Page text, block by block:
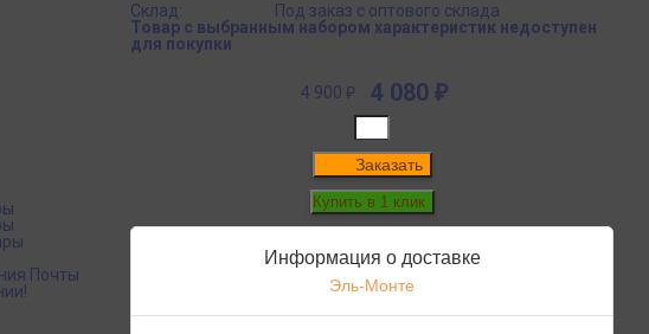
Склад:
Под заказ с оптового склада
Товар с выбранным набором характеристик недоступен
для покупки
4 900 ₽ 4 080 ₽
Заказать
Информация о доставке
Эль-Монте
Почты